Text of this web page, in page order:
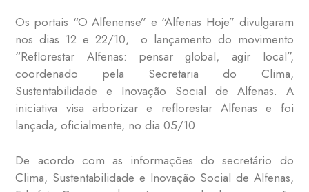
Os portais “O Alfenense” e “Alfenas Hoje” divulgaram
nos dias 12 e 22/10, o lançamento do movimento
“Reflorestar Alfenas: pensar global, agir local”,
coordenado pela Secretaria do Clima,
Sustentabilidade e Inovação Social de Alfenas. A
iniciativa visa arborizar e reflorestar Alfenas e foi
lançada, oficialmente, no dia 05/10.
De acordo com as informações do secretário do
Clima, Sustentabilidade e Inovação Social de Alfenas,